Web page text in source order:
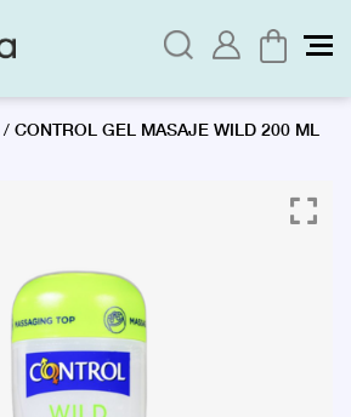
/ CONTROL GEL MASAJE WILD 200 ML